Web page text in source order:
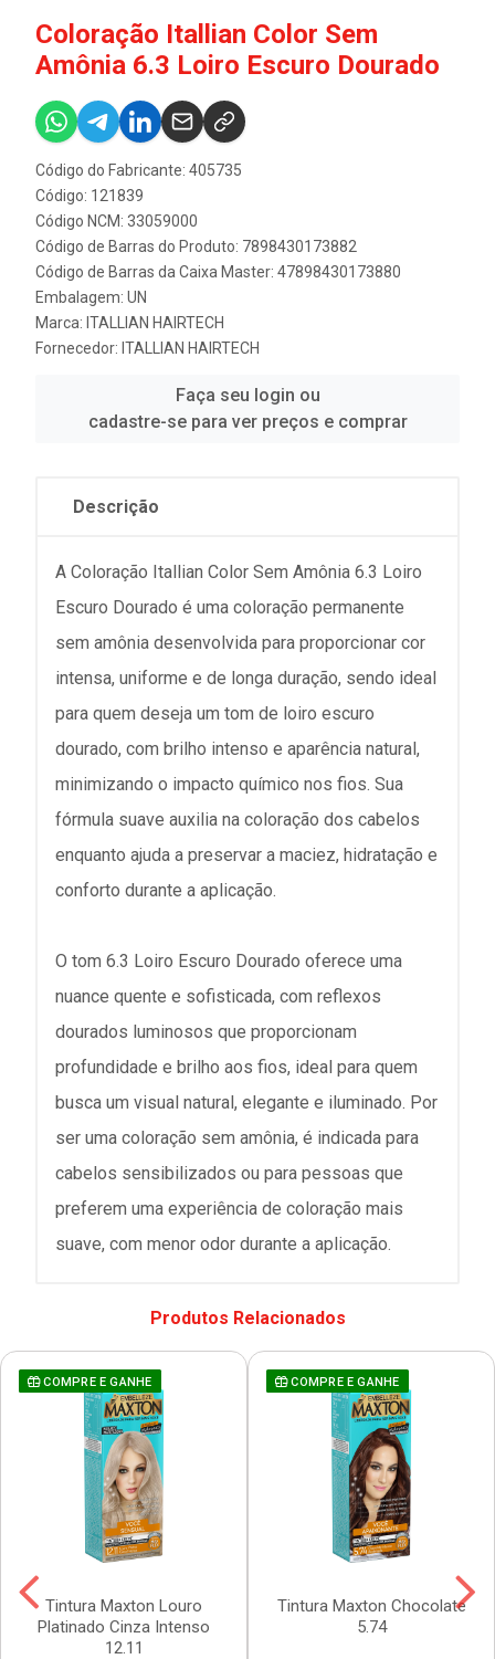
Coloração Itallian Color Sem
Amônia 6.3 Loiro Escuro Dourado
Código do Fabricante: 405735
Código: 121839
Código NCM: 33059000
Código de Barras do Produto: 7898430173882
Código de Barras da Caixa Master: 47898430173880
Embalagem: UN
Marca: ITALLIAN HAIRTECH
Fornecedor: ITALLIAN HAIRTECH
Faça seu login ou
cadastre-se para ver preços e comprar
Descrição
A Coloração Itallian Color Sem Amônia 6.3 Loiro
Escuro Dourado é uma coloração permanente
sem amônia desenvolvida para proporcionar cor
intensa, uniforme e de longa duração, sendo ideal
para quem deseja um tom de loiro escuro
dourado, com brilho intenso e aparência natural,
minimizando o impacto químico nos fios. Sua
fórmula suave auxilia na coloração dos cabelos
enquanto ajuda a preservar a maciez, hidratação e
conforto durante a aplicação.
O tom 6.3 Loiro Escuro Dourado oferece uma
nuance quente e sofisticada, com reflexos
dourados luminosos que proporcionam
profundidade e brilho aos fios, ideal para quem
busca um visual natural, elegante e iluminado. Por
ser uma coloração sem amônia, é indicada para
cabelos sensibilizados ou para pessoas que
preferem uma experiência de coloração mais
suave, com menor odor durante a aplicação.
Produtos Relacionados
COMPRE E GANHE
Tintura Maxton Louro
Platinado Cinza Intenso
12.11
COMPRE E GANHE
Tintura Maxton Chocolate
5.74